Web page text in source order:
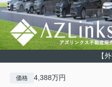
【
価格 4,388万円